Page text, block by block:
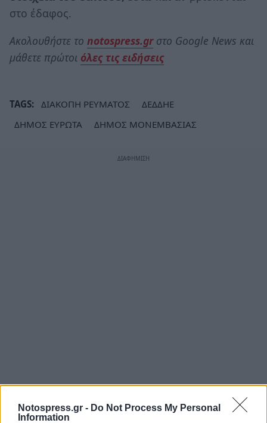
Notospress.gr - Do Not Process My Personal
Information
στο έδαφος.
Ακολουθήστε το notospress.grστο Google News και
μάθετε πρώτοι όλες τις ειδήσεις
TAGS: ΔΙΑΚΟΠΗ ΡΕΥΜΑΤΟΣ
ΔΕΔΔΗΕ
ΔΗΜΟΣ ΕΥΡΩΤΑ
ΔΗΜΟΣ ΜΟΝΕΜΒΑΣΙΑΣ